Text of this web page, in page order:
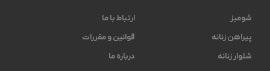
شومیز
پیراهن زنانه
شلوار زنانه
ارتباط با ما
قوانین و مقررات
درباره ما